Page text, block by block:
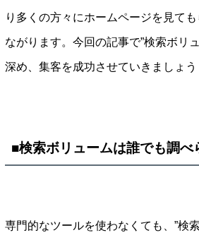
り多くの方々にホームページを見て
ながります。今回の記事で”検索ボリ
深め、集客を成功させていきましょう
■検索ボリュームは誰でも調べ
専門的なツールを使わなくても、”検